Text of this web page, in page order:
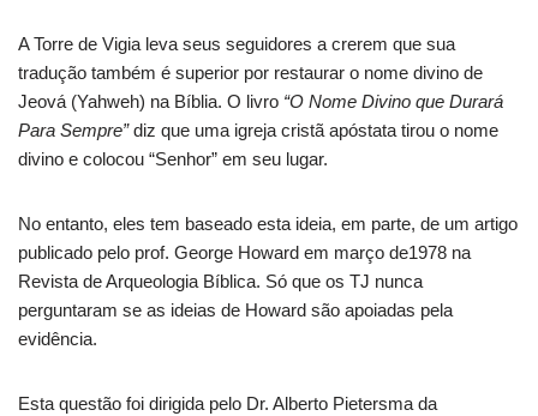
A Torre de Vigia leva seus seguidores a crerem que sua
tradução também é superior por restaurar o nome divino de
Jeová (Yahweh) na Bíblia. O livro “O Nome Divino que Durará
Para Sempre”diz que uma igreja cristã apóstata tirou o nome
divino e colocou “Senhor” em seu lugar.
No entanto, eles tem baseado esta ideia, em parte, de um artigo
publicado pelo prof. George Howard em março de1978 na
Revista de Arqueologia Bíblica. Só que os TJ nunca
perguntaram se as ideias de Howard são apoiadas pela
evidência.
Esta questão foi dirigida pelo Dr. Alberto Pietersma da